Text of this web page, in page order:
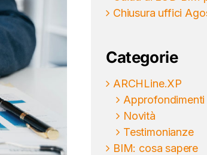
Chiusura uffici
Categorie
ARCHLine.XP
Approfondimenti
Novità
Testimonianze
BIM: cosa sapere